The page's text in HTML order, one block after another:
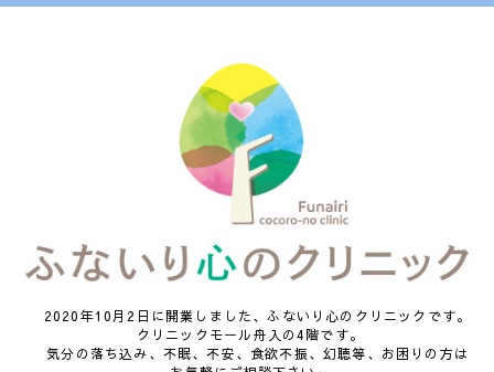
2020年10月2日に開業しました、ふないり心のクリニックです。
クリニックモール舟入の4階です。
気分の落ち込み、不眠、不安、食欲不振、幻聴等、お困りの方は